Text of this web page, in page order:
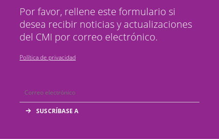
Por favor, rellene este formulario si
desea recibir noticias y actualizaciones
del CMI por correo electrónico.
Política de privacidad